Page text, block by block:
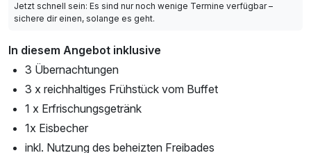
Jetzt schnell sein: Es sind nur noch wenige Termine verfügbar –
sichere dir einen, solange es geht.
In diesem Angebot inklusive
3 Übernachtungen
3 x reichhaltiges Frühstück vom Buffet
1 x Erfrischungsgetränk
1x Eisbecher
inkl. Nutzung des beheizten Freibades